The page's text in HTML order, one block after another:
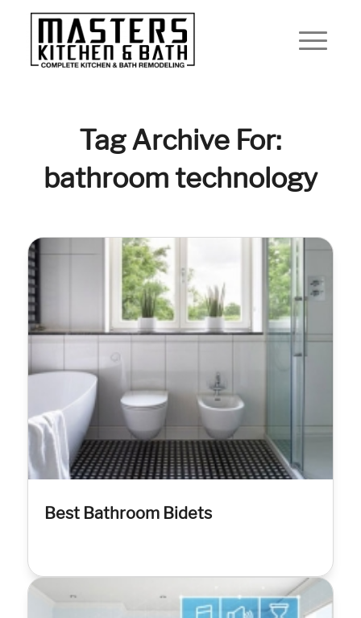
Tag Archive For:
bathroom technology
Best Bathroom Bidets